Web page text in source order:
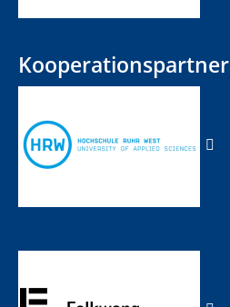
Kooperationspartner